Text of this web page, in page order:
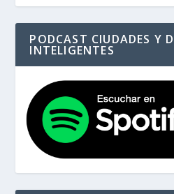
PODCAST CIUDADES Y
INTELIGENTES